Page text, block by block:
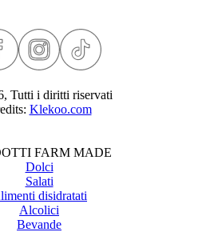
Tutti i diritti riservati
Klekoo.com
FARM MADE
Dolci
Salati
disidratati
Alcolici
Bevande